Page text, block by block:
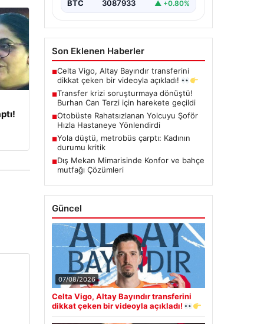
BTC 3087933 ▲ +0.80%
Son Eklenen Haberler
■Celta Vigo, Altay Bayındır transferini
dikkat çeken bir videoyla açıkladı!
■Transfer krizi soruşturmaya dönüştü!
Burhan Can Terzi için harekete geçildi
■Otobüste Rahatsızlanan Yolcuyu Şoför
Hızla Hastaneye Yönlendirdi
■Yola düştü, metrobüs çarptı: Kadının
durumu kritik
■Dış Mekan Mimarisinde Konfor ve bahçe
mutfağı Çözümleri
Güncel
07/08/2026
Celta Vigo, Altay Bayındır transferini
dikkat çeken bir videoyla açıkladı!